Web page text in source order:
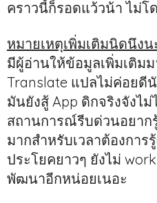
คราวนี้ก็รอดแว้วน้า ไม่โ
หมายเหตุเพิ่มเติมนิดนึงน
มีผู้อ่านให้ข้อมูลเพิ่มเติม
Translate แปลไม่ค่อยดี
มันยังสู้ App ดิกจริงจังไ
สถานการณ์รีบด่วนอยาก
มากสำหรับเวลาต้องกา
ประโยคยาวๆ ยังไม่
พัฒนาอีกหน่อยเนอะ